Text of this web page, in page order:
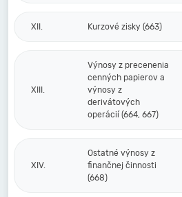
XII. Kurzové zisky (663)
XIII.
Výnosy z precenenia
cenných papierov a
výnosy z
derivátových
operácií (664, 667)
XIV.
Ostatné výnosy z
finančnej činnosti
(668)